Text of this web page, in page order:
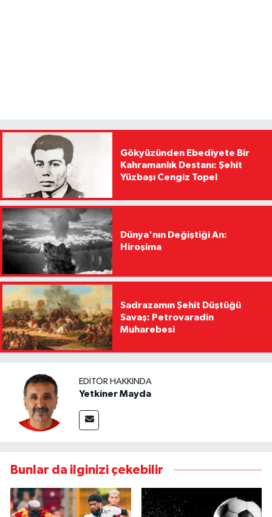
Gökyüzünden Ebediyete Bir
Kahramanlık Destanı: Şehit
Yüzbaşı Cengiz Topel
Dünya'nın Değiştiği An:
Hiroşima
Sadrazamın Şehit Düştüğü
Savaş: Petrovaradin
Muharebesi
EDITÖR HAKKINDA
Yetkiner Mayda
Bunlar da ilginizi çekebilir